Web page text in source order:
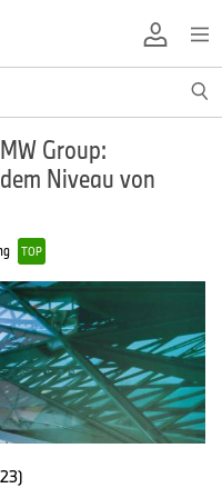
Group:
Niveau von
TOP